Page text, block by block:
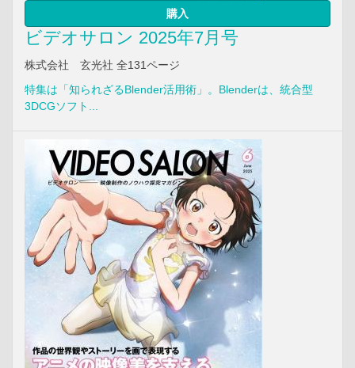
購入
ビデオサロン 2025年7月号
株式会社 玄光社 全131ページ
特集は「知られざるBlender活用術」。Blenderは、統合型
3DCGソフト...